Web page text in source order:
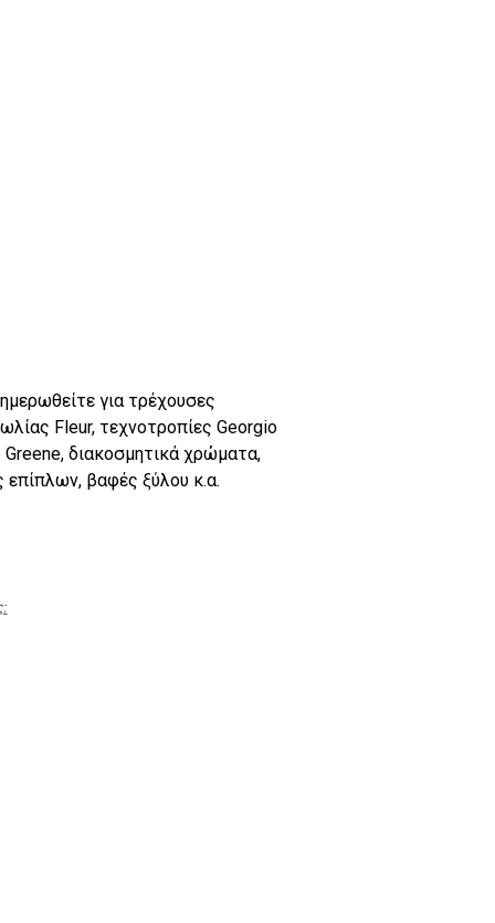
για τρέχουσες
Fleur, τεχνοτροπίες Georgio
διακοσμητικά χρώματα,
βαφές ξύλου κ.α.